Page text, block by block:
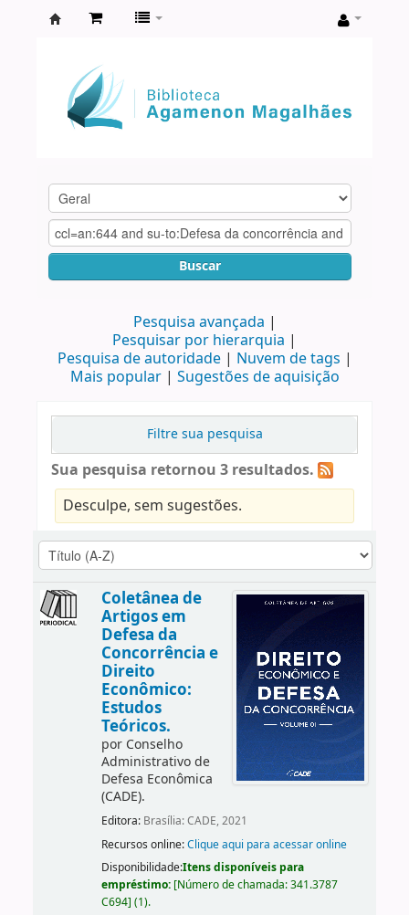
Agamenon
Magalhães
Buscar
Pesquisa avançada
Pesquisar por hierarquia
Pesquisa de autoridade
Nuvem de tags
Mais popular
Sugestões de aquisição
Filtre sua pesquisa
Sua pesquisa retornou 3 resultados.
Desculpe, sem sugestões.
Coletânea de
Artigos em
Defesa da
Concorrência e
Direito
Econômico:
Estudos
Teóricos.
por Conselho
Administrativo de
Defesa Econômica
(CADE).
Editora: Brasília: CADE, 2021
Recursos online:Clique aqui para acessar online
Disponibilidade:Itens disponíveis para
empréstimo: [Número de chamada:341.3787
C694] (1).